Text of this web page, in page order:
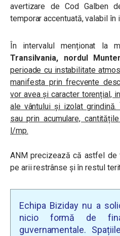
avertizare de Cod Galben
temporar accentuată, valabil în
În intervalul menționat la
Transilvania, nordul
perioade cu instabilitate
manifesta prin frecvente
vor avea și caracter torențial,
ale vântului și izolat
sau prin acumulare,
l/mp.
ANM precizează că astfel de
pe arii restrânse și în restul
Echipa Biziday nu a
nicio formă de
guvernamentale.